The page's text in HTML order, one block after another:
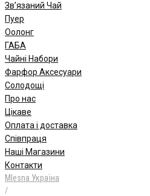
Зв’язаний Чай
Пуер
Oолонг
ГАБА
Чайні Набори
Фарфор Аксесуари
Солодощі
Про нас
Цікаве
Оплата і доставка
Співпраця
Наші Магазини
Контакти
Mlesna Україна
/